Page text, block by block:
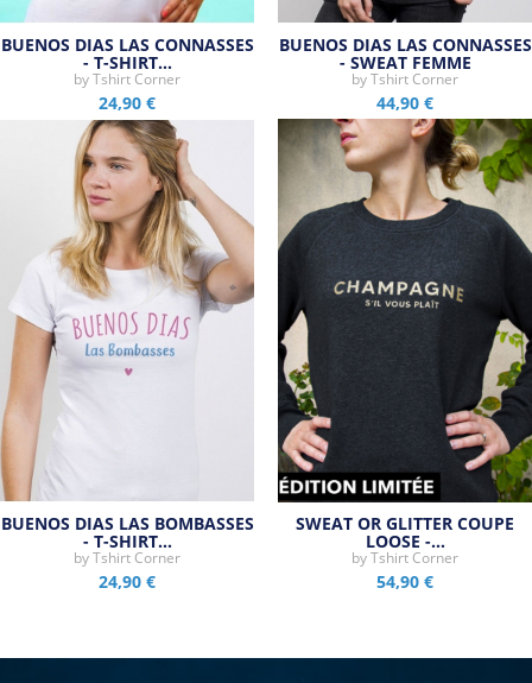
BUENOS DIAS LAS CONNASSES
- T-SHIRT…
byTshirt Corner
24,90 €
BUENOS DIAS LAS CONNASSES
- SWEAT FEMME
byTshirt Corner
44,90 €
BUENOS DIAS LAS BOMBASSES
- T-SHIRT…
byTshirt Corner
24,90 €
SWEAT OR GLITTER COUPE
LOOSE -…
byTshirt Corner
54,90 €